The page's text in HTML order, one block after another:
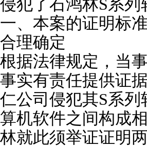
侵犯了石鸿林S系
一、本案的证明标
合理确定
根据法律规定，当
事实有责任提供证
仁公司侵犯其S系
算机软件之间构成
林就此须举证证明